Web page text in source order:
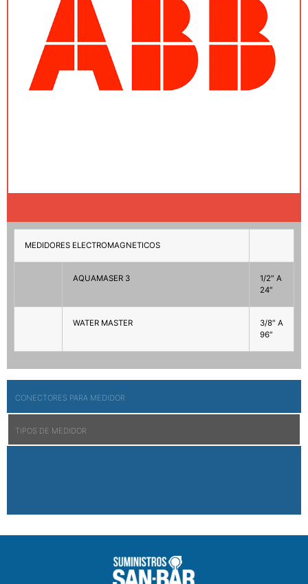
CONECTORES PARA MEDIDOR
TIPOS DE MEDIDOR
MEDIDORES ELECTROMAGNETICOS
AQUAMASER 3
1/2″ A
24″
WATER MASTER
3/8″ A
96″